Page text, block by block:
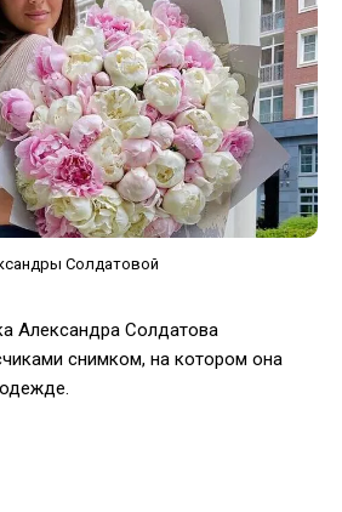
Солдатовой
Александра Солдатова
снимком, на котором она